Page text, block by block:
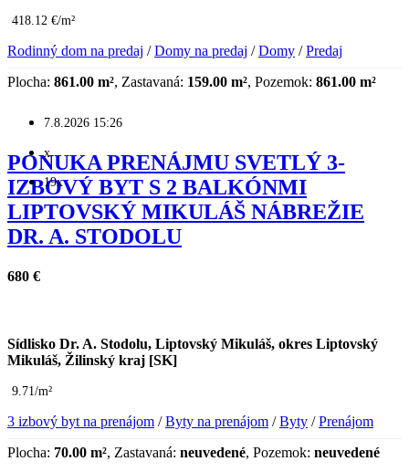
418.12 €/m²
Rodinný dom na predaj /Domy na predaj /Domy /Predaj
Plocha: 861.00 m², Zastavaná: 159.00 m², Pozemok: 861.00 m²
7.8.2026 15:26
x
19x
PONUKA PRENÁJMU SVETLÝ 3-
IZBOVÝ BYT S 2 BALKÓNMI
LIPTOVSKÝ MIKULÁŠ NÁBREŽIE
DR. A. STODOLU
680 €
Sídlisko Dr. A. Stodolu, Liptovský Mikuláš, okres Liptovský
Mikuláš, Žilinský kraj [SK]
9.71/m²
3 izbový byt na prenájom /Byty na prenájom /Byty /Prenájom
Plocha: 70.00 m², Zastavaná: neuvedené, Pozemok: neuvedené